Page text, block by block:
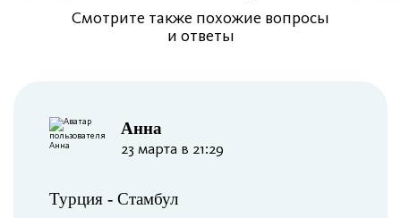
Смотрите также похожие вопросы
и ответы
Анна
23 марта в 21:29
Турция - Стамбул